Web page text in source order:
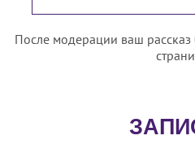
После модерации ваш рассказ